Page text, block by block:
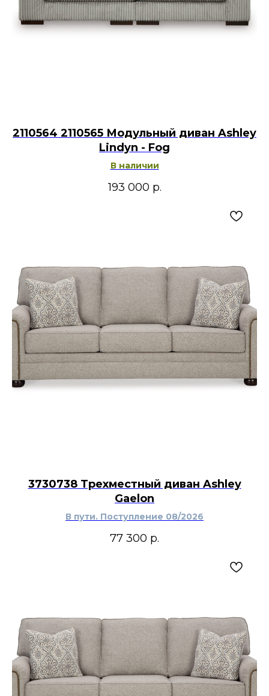
2110564 2110565 Модульный диван Ashley
Lindyn - Fog
В наличии
193 000 р.
3730738 Трехместный диван Ashley
Gaelon
В пути. Поступление 08/2026
77 300 р.